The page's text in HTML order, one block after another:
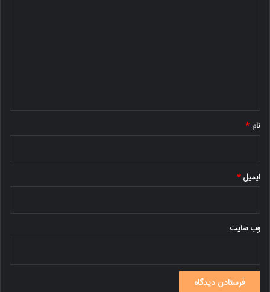
نام *
ایمیل*
وب‌ سایت